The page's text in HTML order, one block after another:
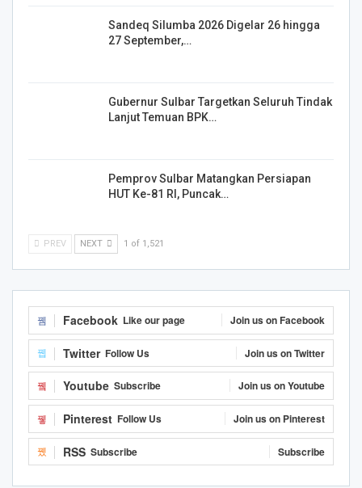
Sandeq Silumba 2026 Digelar 26 hingga
27 September,…
Gubernur Sulbar Targetkan Seluruh Tindak
Lanjut Temuan BPK…
Pemprov Sulbar Matangkan Persiapan
HUT Ke-81 RI, Puncak…
PREV NEXT 1 of 1,521
Facebook Like our page Join us on Facebook
Twitter Follow Us Join us on Twitter
Youtube Subscribe Join us on Youtube
Pinterest Follow Us Join us on Pinterest
RSS Subscribe Subscribe